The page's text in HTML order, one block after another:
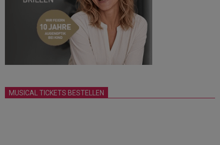
MUSICAL TICKETS BESTELLEN